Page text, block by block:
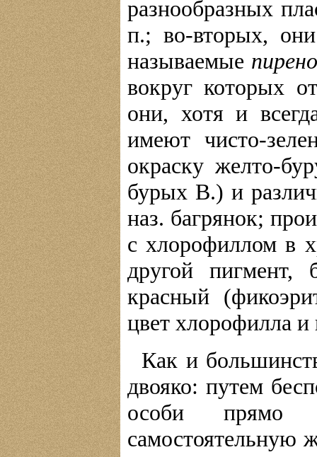
разнообразных
п.; во-вторых,
называемые
вокруг которых
они, хотя и
имеют чисто-
окраску желто-
бурых В.) и
наз. багрянок;
с хлорофиллом в
другой
красный
цвет хлорофилла
Как и
двояко: путем
особи прямо
самостоятельную